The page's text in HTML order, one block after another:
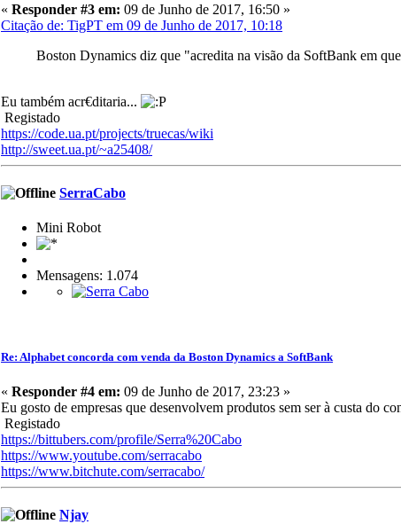
« Responder #3 em: 09 de Junho de 2017, 16:50 »
Citação de: TigPT em 09 de Junho de 2017, 10:18
Boston Dynamics diz que "acredita na visão da SoftBank em
Eu também acr€ditaria...
Registado
https://code.ua.pt/projects/truecas/wiki
http://sweet.ua.pt/~a25408/
SerraCabo
Mini Robot
Mensagens: 1.074
Re: Alphabet concorda com venda da Boston Dynamics a SoftBank
« Responder #4 em: 09 de Junho de 2017, 23:23 »
Eu gosto de empresas que desenvolvem produtos sem ser à custa do
Registado
https://bittubers.com/profile/Serra%20Cabo
https://www.youtube.com/serracabo
https://www.bitchute.com/serracabo/
Njay